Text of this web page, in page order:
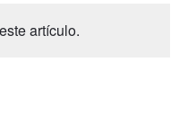
artículo.